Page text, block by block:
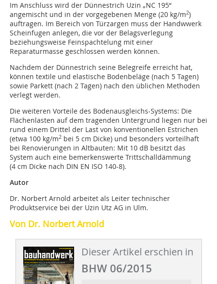
Im Anschluss wird der Dünnestrich Uzin „NC 195“
angemischt und in der vorgegebenen Menge (20 kg/m2)
auftragen. Im Bereich von Türzargen muss der Handwwerk
Scheinfugen anlegen, die vor der Belagsverlegung
beziehungsweise Feinspachtelung mit einer
Reparaturmasse geschlossen werden können.
Nachdem der Dünnestrich seine Belegreife erreicht hat,
können textile und elastische Bodenbeläge (nach 5 Tagen)
sowie Parkett (nach 2 Tagen) nach den üblichen Methoden
verlegt werden.
Die weiteren Vorteile des Bodenausgleichs-Systems: Die
Flächenlasten auf dem tragenden Untergrund liegen nur bei
rund einem Drittel der Last von konventionellen Estrichen
(etwa 100 kg/m2 bei 5 cm Dicke) und besonders vorteilhaft
bei Renovierungen in Altbauten: Mit 10 dB besitzt das
System auch eine bemerkenswerte Trittschalldämmung
(4 cm Dicke nach DIN EN ISO 140-8).
Autor
Dr. Norbert Arnold arbeitet als Leiter technischer
Produktservice bei der Uzin Utz AG in Ulm.
Von Dr. Norbert Arnold
Dieser Artikel erschien in
BHW 06/2015